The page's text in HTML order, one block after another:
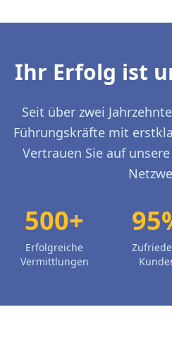
Ihr Erfolg ist
Seit über zwei
Führungskräfte mit
Vertrauen Sie auf
500+
Erfolgreiche
Vermittlungen